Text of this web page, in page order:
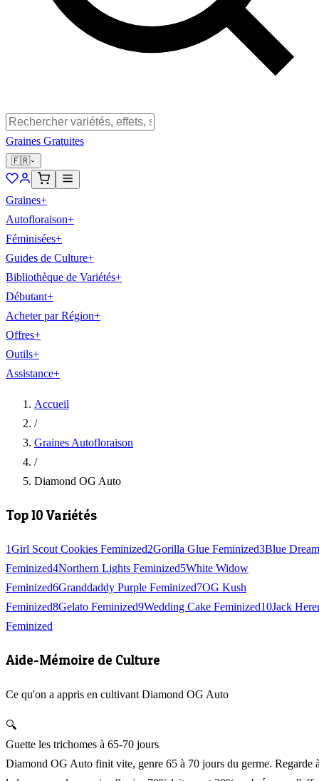
Graines Gratuites
🇫🇷
Graines+
Autofloraison+
Féminisées+
Guides de Culture+
Bibliothèque de Variétés+
Débutant+
Acheter par Région+
Offres+
Outils+
Assistance+
Accueil
/
Graines Autofloraison
/
Diamond OG Auto
Top 10 Variétés
1Girl Scout Cookies Feminized2Gorilla Glue Feminized3Blue Dream
Feminized4Northern Lights Feminized5White Widow
Feminized6Granddaddy Purple Feminized7OG Kush
Feminized8Gelato Feminized9Wedding Cake Feminized10Jack
Feminized
Aide-Mémoire de Culture
Ce qu'on a appris en cultivant Diamond OG Auto
🔍
Guette les trichomes à 65-70 jours
Diamond OG Auto finit vite, genre 65 à 70 jours du germe. Regarde